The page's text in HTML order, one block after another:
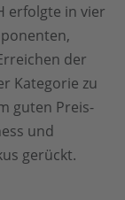
erfolgte in vier
der
Kategorie zu
guten Preis-
und
gerückt.